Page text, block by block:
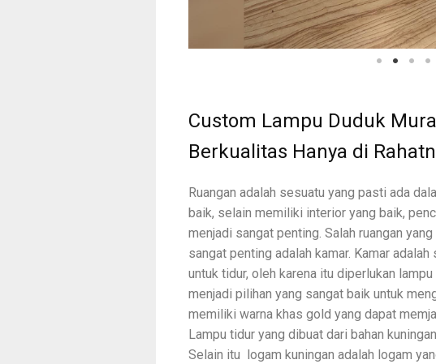
Custom Lampu Duduk
Berkualitas Hanya di
Ruangan adalah sesuatu yang pasti ada
baik, selain memiliki interior yang baik,
menjadi sangat penting. Salah ruangan
sangat penting adalah kamar. Kamar
untuk tidur, oleh karena itu diperlukan
menjadi pilihan yang sangat baik untuk
memiliki warna khas gold yang dapat
Lampu tidur yang dibuat dari bahan
Selain itu logam kuningan adalah logam